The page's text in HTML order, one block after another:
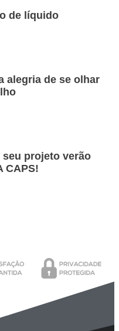
de líquido
alegria de se olhar
projeto verão
CAPS!